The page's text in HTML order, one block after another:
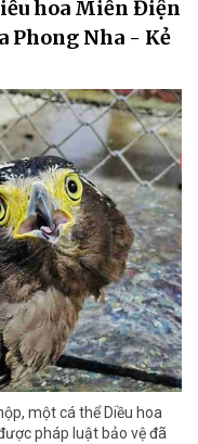
hoa Miến Điện
Phong Nha - Kẻ
một cá thể Diều hoa
pháp luật bảo vệ đã